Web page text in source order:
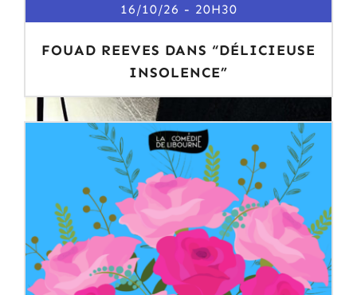
16/10/26 20H30
FOUAD REEVES DANS “DÉLICIEUSE
INSOLENCE”